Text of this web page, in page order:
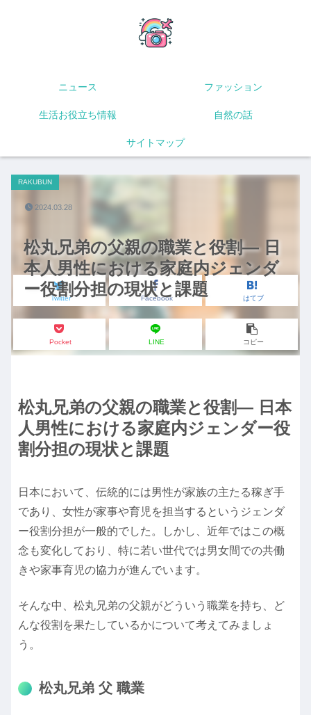
ニュース ファッション
生活お役立ち情報 自然の話
サイトマップ
松丸兄弟の父親の職業と役割― 日
本人男性における家庭内ジェンダ
ー役割分担の現状と課題
RAKUBUN
Twitter Facebook はてブ
Pocket LINE コピー
2024.03.28
松丸兄弟の父親の職業と役割― 日本
人男性における家庭内ジェンダー役
割分担の現状と課題
日本において、伝統的には男性が家族の主たる稼ぎ手
であり、女性が家事や育児を担当するというジェンダ
ー役割分担が一般的でした。しかし、近年ではこの概
念も変化しており、特に若い世代では男女間での共働
きや家事育児の協力が進んでいます。
そんな中、松丸兄弟の父親がどういう職業を持ち、ど
んな役割を果たしているかについて考えてみましょ
う。
松丸兄弟 父 職業